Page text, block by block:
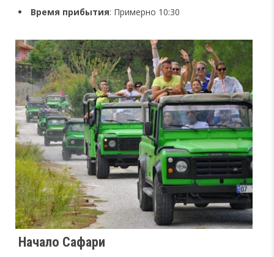
Время прибытия: Примерно 10:30
Начало Сафари